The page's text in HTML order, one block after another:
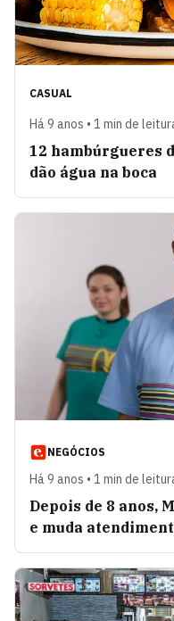
CASUAL
Há 9 anos • 1 min de
12 hambúrgueres
dão água na boca
NEGÓCIOS
Há 9 anos • 1 min de
Depois de 8 anos,
e muda